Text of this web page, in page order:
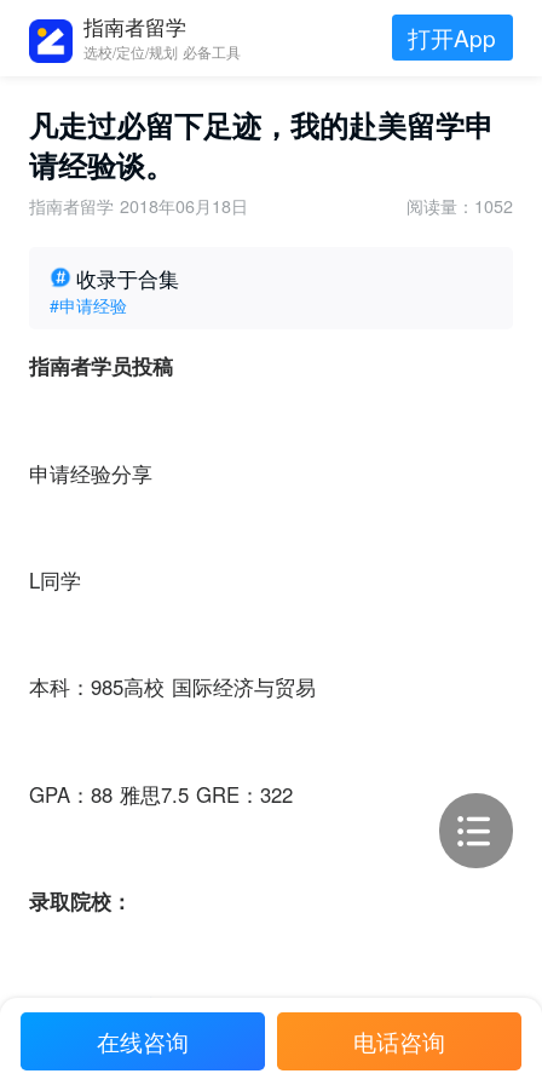
指南者留学
选校/定位/规划 必备工具 打开App
凡走过必留下足迹，我的赴美留学申
请经验谈。
指南者留学 2018年06月18日 阅读量：1052
收录于合集
#申请经验
指南者学员投稿
申请经验分享
L同学
本科：985高校 国际经济与贸易
GPA：88 雅思7.5 GRE：322
录取院校：
杜克大学 经济学
在线咨询 电话咨询